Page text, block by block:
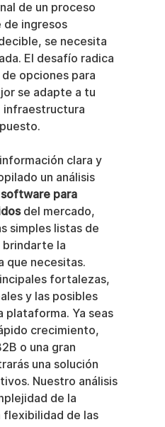
de un proceso
de ingresos
se necesita
El desafío radica
opciones para
se adapte a tu
infraestructura
clara y
un análisis
para
del mercado,
simples listas de
la
que necesitas.
fortalezas,
y las posibles
plataforma. Ya seas
crecimiento,
o una gran
una solución
Nuestro análisis
de la
flexibilidad de las